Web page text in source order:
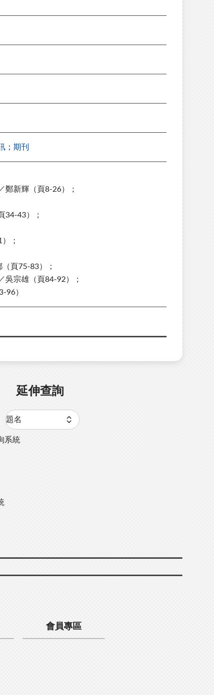
； 期刊
鄭新輝（頁8-26）；
34-43）；
；
頁75-83）；
吳宗雄（頁84-92）；
96）
延伸查詢
系統
會員專區